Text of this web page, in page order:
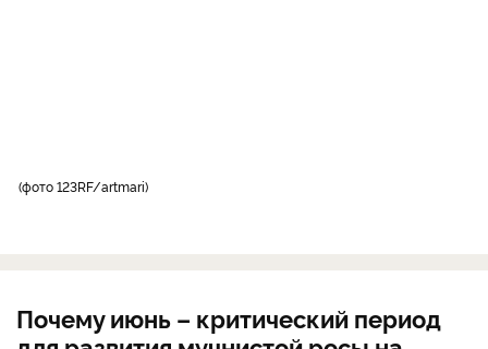
фото 123RF/artmari
Почему июнь – критический период